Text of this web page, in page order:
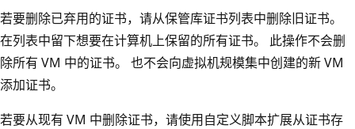
若要删除已弃用的证书，请从保管库证书列表中删除旧证书。
在列表中留下想要在计算机上保留的所有证书。 此操作不会删
除所有 VM 中的证书。 也不会向虚拟机规模集中创建的新 VM
添加证书。
若要从现有 VM 中删除证书，请使用自定义脚本扩展从证书存